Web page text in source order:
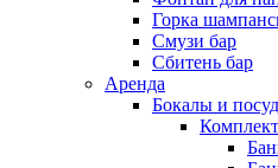
Горка
Смузи бар
Сбитень бар
Аренда
Бокалы и